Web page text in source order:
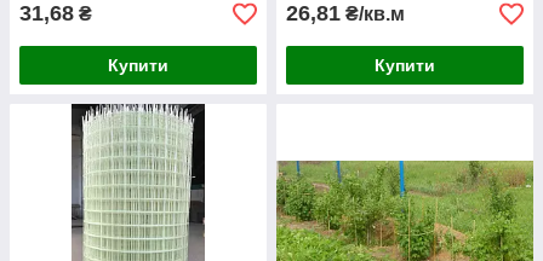
31,68 ₴
Купити
26,81 ₴/кв.м
Купити